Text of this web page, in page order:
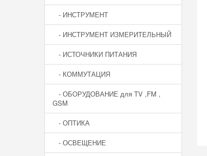
- ИНСТРУМЕНТ
- ИНСТРУМЕНТ ИЗМЕРИТЕЛЬНЫЙ
- ИСТОЧНИКИ ПИТАНИЯ
- КОММУТАЦИЯ
- ОБОРУДОВАНИЕ для TV ,FM ,
GSM
- ОПТИКА
- ОСВЕЩЕНИЕ